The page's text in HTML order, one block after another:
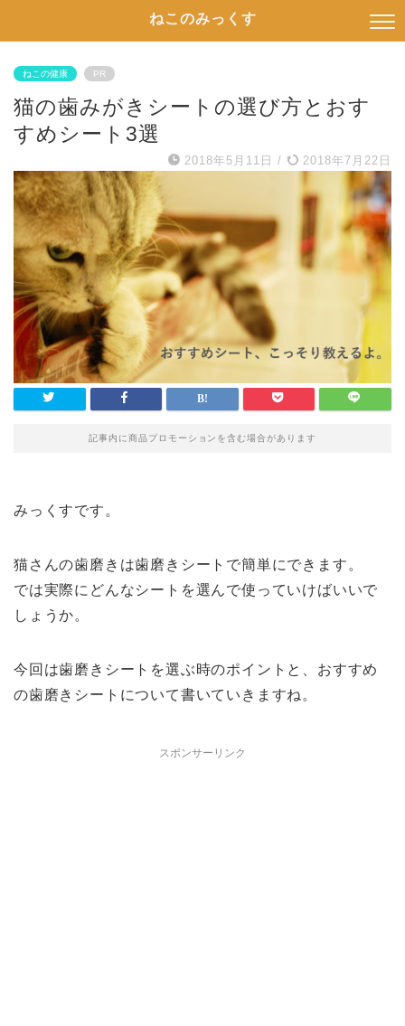
ねこのみっくす
ねこの健康 PR
猫の歯みがきシートの選び方とおす
すめシート3選
2018年5月11日 / 2018年7月22日
記事内に商品プロモーションを含む場合があります
みっくすです。
猫さんの歯磨きは歯磨きシートで簡単にできます。
では実際にどんなシートを選んで使っていけばいいで
しょうか。
今回は歯磨きシートを選ぶ時のポイントと、おすすめ
の歯磨きシートについて書いていきますね。
スポンサーリンク